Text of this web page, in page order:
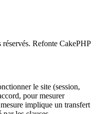
Refonte CakePHP
le site (session,
pour mesurer
implique un transfert